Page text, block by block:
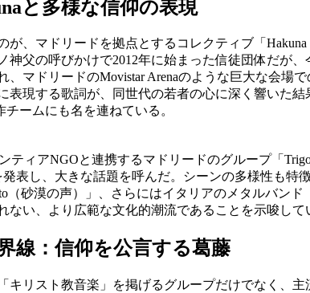
と多様な信仰の表現
が、マドリードを拠点とするコレクティブ「
神父の呼びかけで2012年に始まった信徒団体だが
、マドリードのMovistar Arenaのような巨大な会
表現する歌詞が、同世代の若者の心に深く響いた
チームにも名を連ねている。
ティアNGOと連携するマドリードのグループ「
表し、大きな話題を呼んだ。シーンの多様性も
（砂漠の声）」、さらにはイタリアのメタルバン
ない、より広範な文化的潮流であることを示唆して
線：信仰を公言する葛藤
キリスト教音楽」を掲げるグループだけでなく、